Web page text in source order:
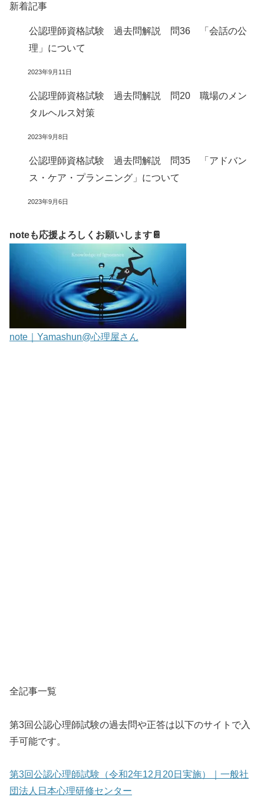
新着記事
公認理師資格試験 過去問解説 問36 「会話の公
理」について
2023年9月11日
公認理師資格試験 過去問解説 問20 職場のメン
タルヘルス対策
2023年9月8日
公認理師資格試験 過去問解説 問35 「アドバン
ス・ケア・プランニング」について
2023年9月6日
noteも応援よろしくお願いします📔
note｜Yamashun@心理屋さん
全記事一覧
第3回公認心理師試験の過去問や正答は以下のサイトで入
手可能です。
第3回公認心理師試験（令和2年12月20日実施）｜一般社
団法人日本心理研修センター